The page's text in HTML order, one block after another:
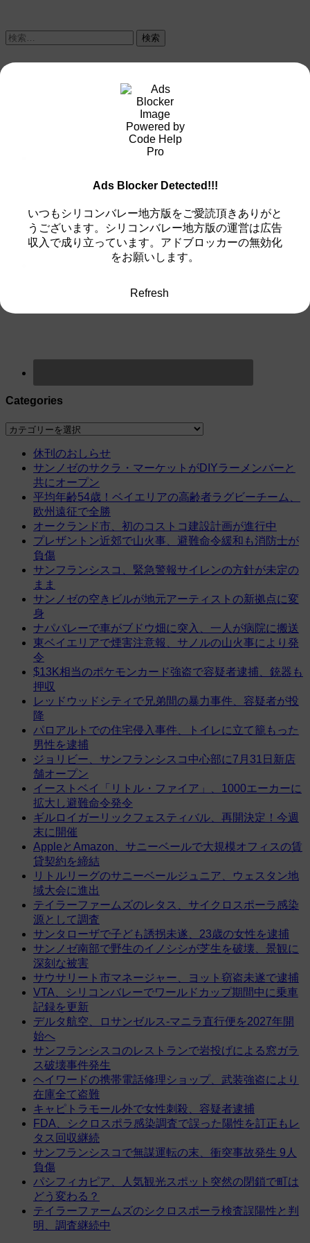
検
Categories
Categories
休刊のおしらせ
サンノゼのサクラ・マーケットがDIYラーメンバーと
共にオープン
平均年齢54歳！ベイエリアの高齢者ラグビーチーム、
欧州遠征で全勝
オークランド市、初のコストコ建設計画が進行中
プレザントン近郊で山火事、避難命令緩和も消防士が
負傷
サンフランシスコ、緊急警報サイレンの方針が未定の
まま
サンノゼの空きビルが地元アーティストの新拠点に変
身
ナパバレーで車がブドウ畑に突入、一人が病院に搬送
東ベイエリアで煙害注意報、サノルの山火事により発
令
$13K相当のポケモンカード強盗で容疑者逮捕、銃器も
押収
レッドウッドシティで兄弟間の暴力事件、容疑者が投
降
パロアルトでの住宅侵入事件、トイレに立て籠もった
男性を逮捕
ジョリビー、サンフランシスコ中心部に7月31日新店
舗オープン
イーストベイ「リトル・ファイア」、1000エーカーに
拡大し避難命令発令
ギルロイガーリックフェスティバル、再開決定！今週
末に開催
AppleとAmazon、サニーベールで大規模オフィスの賃
貸契約を締結
リトルリーグのサニーベールジュニア、ウェスタン地
域大会に進出
テイラーファームズのレタス、サイクロスポーラ感染
源として調査
サンタローザで子ども誘拐未遂、23歳の女性を逮捕
サンノゼ南部で野生のイノシシが芝生を破壊、景観に
深刻な被害
サウサリート市マネージャー、ヨット窃盗未遂で逮捕
VTA、シリコンバレーでワールドカップ期間中に乗車
記録を更新
デルタ航空、ロサンゼルス-マニラ直行便を2027年開
始へ
サンフランシスコのレストランで岩投げによる窓ガラ
ス破壊事件発生
ヘイワードの携帯電話修理ショップ、武装強盗により
在庫全て盗難
キャピトラモール外で女性刺殺、容疑者逮捕
FDA、シクロスポラ感染調査で誤った陽性を訂正もレ
タス回収継続
サンフランシスコで無謀運転の末、衝突事故発生 9人
負傷
パシフィカピア、人気観光スポット突然の閉鎖で町は
どう変わる？
テイラーファームズのシクロスポーラ検査誤陽性と判
明、調査継続中
Ads Blocker Detected!!!
いつもシリコンバレー地方版をご愛読頂きありがと
うございます。シリコンバレー地方版の運営は広告
収入で成り立っています。アドブロッカーの無効化
をお願いします。
Refresh